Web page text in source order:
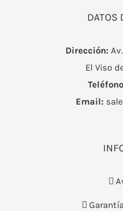
DATOS
Dirección:
El Viso
Email: